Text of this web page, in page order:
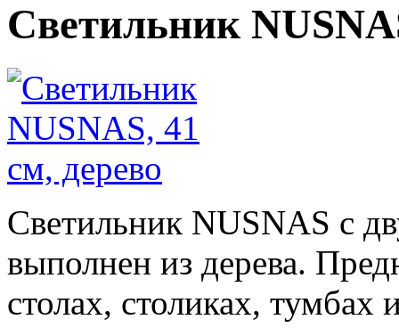
Светильник
Светильник NUSNAS с
выполнен из дерева.
столах, столиках, тумбах